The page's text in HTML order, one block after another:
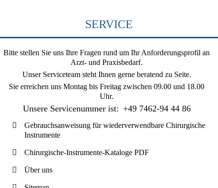
SERVICE
Bitte stellen Sie uns Ihre Fragen rund um Ihr Anforderungsprofil an
Arzt- und Praxisbedarf.
Unser Serviceteam steht Ihnen gerne beratend zu Seite.
Sie erreichen uns Montag bis Freitag zwischen 09.00 und 18.00
Uhr.
Unsere Servicenummer ist: +49 7462-94 44 86
Gebrauchsanweisung für wiederverwendbare Chirurgische
Instrumente
Chirurgische-Instrumente-Kataloge PDF
Über uns